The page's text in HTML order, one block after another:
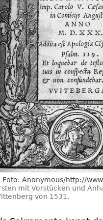
Foto: Anonymous/http://
mit Vorstücken und
von 1531.